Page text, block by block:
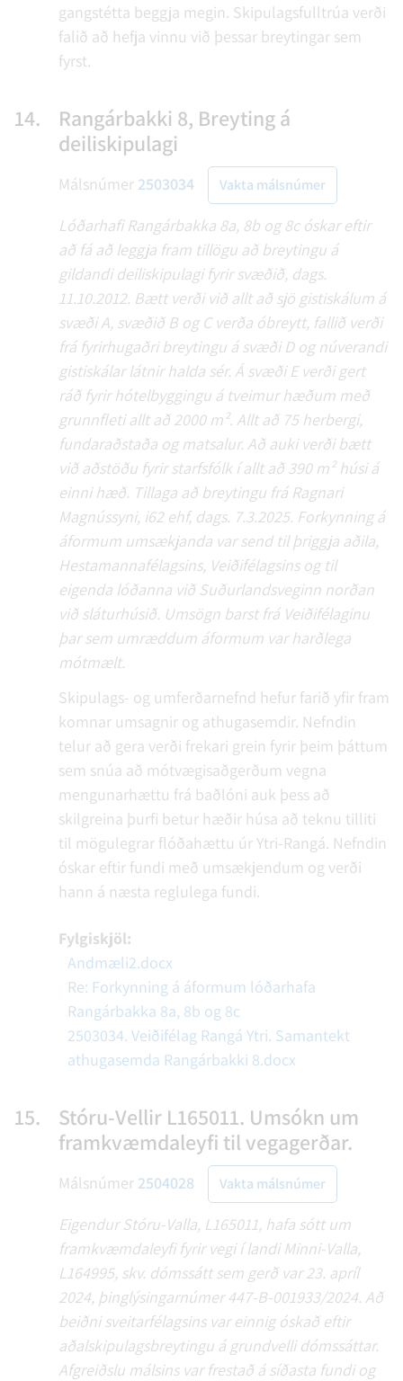
gangstétta beggja megin. Skipulagsfulltrúa verði
falið að hefja vinnu við þessar breytingar sem
fyrst.
14.
Rangárbakki 8, Breyting á
deiliskipulagi
Málsnúmer 2503034 Vakta málsnúmer
Lóðarhafi Rangárbakka 8a, 8b og 8c óskar eftir
að fá að leggja fram tillögu að breytingu á
gildandi deiliskipulagi fyrir svæðið, dags.
11.10.2012. Bætt verði við allt að sjö gistiskálum á
svæði A, svæðið B og C verða óbreytt, fallið verði
frá fyrirhugaðri breytingu á svæði D og núverandi
gistiskálar látnir halda sér. Á svæði E verði gert
ráð fyrir hótelbyggingu á tveimur hæðum með
grunnfleti allt að 2000 m². Allt að 75 herbergi,
fundaraðstaða og matsalur. Að auki verði bætt
við aðstöðu fyrir starfsfólk í allt að 390 m² húsi á
einni hæð. Tillaga að breytingu frá Ragnari
Magnússyni, i62 ehf, dags. 7.3.2025. Forkynning á
áformum umsækjanda var send til þriggja aðila,
Hestamannafélagsins, Veiðifélagsins og til
eigenda lóðanna við Suðurlandsveginn norðan
við sláturhúsið. Umsögn barst frá Veiðifélaginu
þar sem umræddum áformum var harðlega
mótmælt.
Skipulags- og umferðarnefnd hefur farið yfir fram
komnar umsagnir og athugasemdir. Nefndin
telur að gera verði frekari grein fyrir þeim þáttum
sem snúa að mótvægisaðgerðum vegna
mengunarhættu frá baðlóni auk þess að
skilgreina þurfi betur hæðir húsa að teknu tilliti
til mögulegrar flóðahættu úr Ytri-Rangá. Nefndin
óskar eftir fundi með umsækjendum og verði
hann á næsta reglulega fundi.
Fylgiskjöl:
Andmæli2.docx
Re: Forkynning á áformum lóðarhafa
Rangárbakka 8a, 8b og 8c
2503034. Veiðifélag Rangá Ytri. Samantekt
athugasemda Rangárbakki 8.docx
15.
Stóru-Vellir L165011. Umsókn um
framkvæmdaleyfi til vegagerðar.
Málsnúmer 2504028 Vakta málsnúmer
Eigendur Stóru-Valla, L165011, hafa sótt um
framkvæmdaleyfi fyrir vegi í landi Minni-Valla,
L164995, skv. dómssátt sem gerð var 23. apríl
2024, þinglýsingarnúmer 447-B-001933/2024. Að
beiðni sveitarfélagsins var einnig óskað eftir
aðalskipulagsbreytingu á grundvelli dómssáttar.
Afgreiðslu málsins var frestað á síðasta fundi og